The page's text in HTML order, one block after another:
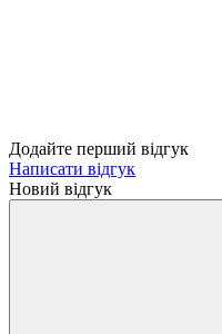
Додайте перший відгук
Написати відгук
Новий відгук